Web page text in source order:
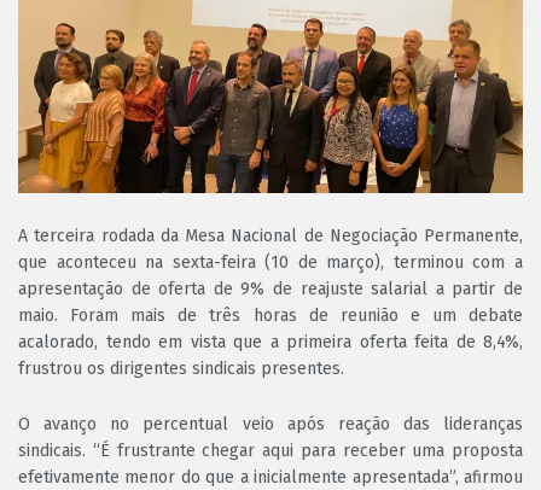
A terceira rodada da Mesa Nacional de Negociação Permanente,
que aconteceu na sexta-feira (10 de março), terminou com a
apresentação de oferta de 9% de reajuste salarial a partir de
maio. Foram mais de três horas de reunião e um debate
acalorado, tendo em vista que a primeira oferta feita de 8,4%,
frustrou os dirigentes sindicais presentes.
O avanço no percentual veio após reação das lideranças
sindicais. “É frustrante chegar aqui para receber uma proposta
efetivamente menor do que a inicialmente apresentada”, afirmou